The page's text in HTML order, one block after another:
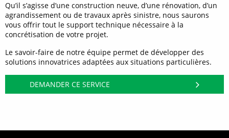
Qu’il s’agisse d’une construction neuve, d’une rénovation, d’un
agrandissement ou de travaux après sinistre, nous saurons
vous offrir tout le support technique nécessaire à la
concrétisation de votre projet.
Le savoir-faire de notre équipe permet de développer des
solutions innovatrices adaptées aux situations particulières.
DEMANDER CE SERVICE